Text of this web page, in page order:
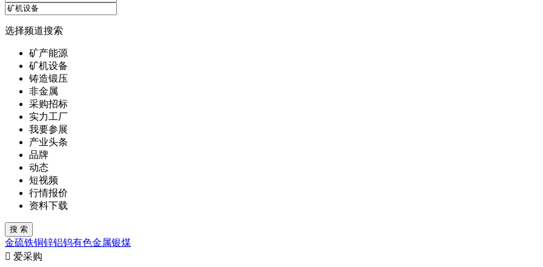
选择频道搜索
矿产能源
矿机设备
铸造锻压
非金属
采购招标
实力工厂
我要参展
产业头条
品牌
动态
短视频
行情报价
资料下载
金硫铁铜锌铝钨有色金属银煤
 爱采购